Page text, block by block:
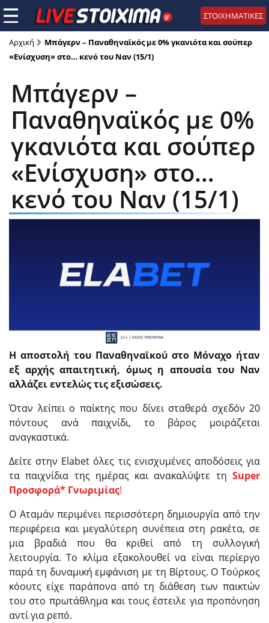
ΣΤΟΙΧΗΜΑΤΙΚΕΣ
Αρχική
Μπάγερν – Παναθηναϊκός με 0% γκανιότα και σούπερ
«Ενίσχυση» στο… κενό του Ναν (15/1)
Μπάγερν –
Παναθηναϊκός με 0%
γκανιότα και σούπερ
«Ενίσχυση» στο…
κενό του Ναν (15/1)
Η αποστολή του Παναθηναϊκού στο Μόναχο ήταν
εξ αρχής απαιτητική, όμως η απουσία του Ναν
αλλάζει εντελώς τις εξισώσεις.
Όταν λείπει ο παίκτης που δίνει σταθερά σχεδόν 20
πόντους ανά παιχνίδι, το βάρος μοιράζεται
αναγκαστικά.
Δείτε στην Elabet όλες τις ενισχυμένες αποδόσεις για
τα παιχνίδια της ημέρας και ανακαλύψτε τη Super
Προσφορά* Γνωριμίας!
Ο Αταμάν περιμένει περισσότερη δημιουργία από την
περιφέρεια και μεγαλύτερη συνέπεια στη ρακέτα, σε
μια βραδιά που θα κριθεί από τη συλλογική
λειτουργία. Το κλίμα εξακολουθεί να είναι περίεργο
παρά τη δυναμική εμφάνιση με τη Βίρτους. Ο Τούρκος
κόουτς είχε παράπονα από τη διάθεση των παικτών
του στο πρωτάθλημα και τους έστειλε για προπόνηση
αντί για ρεπό.